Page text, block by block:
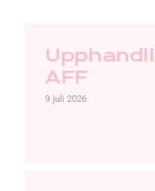
AFF
9 juli 2026